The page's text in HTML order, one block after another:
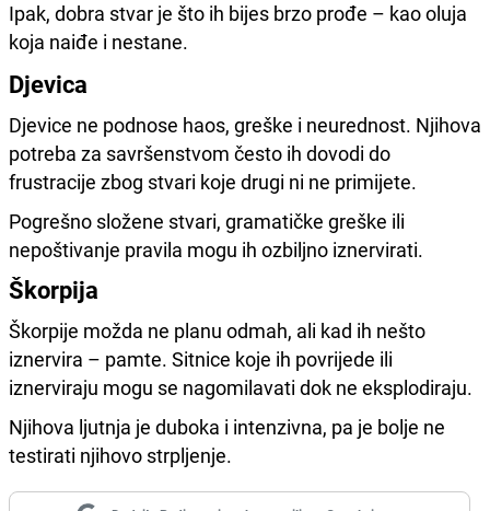
Ipak, dobra stvar je što ih bijes brzo prođe – kao oluja
koja naiđe i nestane.
Djevica
Djevice ne podnose haos, greške i neurednost. Njihova
potreba za savršenstvom često ih dovodi do
frustracije zbog stvari koje drugi ni ne primijete.
Pogrešno složene stvari, gramatičke greške ili
nepoštivanje pravila mogu ih ozbiljno iznervirati.
Škorpija
Škorpije možda ne planu odmah, ali kad ih nešto
iznervira – pamte. Sitnice koje ih povrijede ili
iznerviraju mogu se nagomilavati dok ne eksplodiraju.
Njihova ljutnja je duboka i intenzivna, pa je bolje ne
testirati njihovo strpljenje.